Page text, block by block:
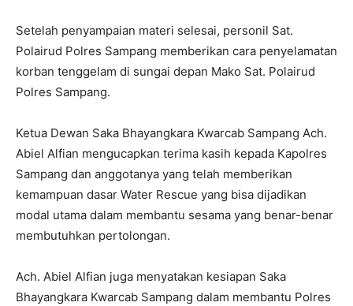
Setelah penyampaian materi selesai, personil Sat.
Polairud Polres Sampang memberikan cara penyelamatan
korban tenggelam di sungai depan Mako Sat. Polairud
Polres Sampang.
Ketua Dewan Saka Bhayangkara Kwarcab Sampang Ach.
Abiel Alfian mengucapkan terima kasih kepada Kapolres
Sampang dan anggotanya yang telah memberikan
kemampuan dasar Water Rescue yang bisa dijadikan
modal utama dalam membantu sesama yang benar-benar
membutuhkan pertolongan.
Ach. Abiel Alfian juga menyatakan kesiapan Saka
Bhayangkara Kwarcab Sampang dalam membantu Polres